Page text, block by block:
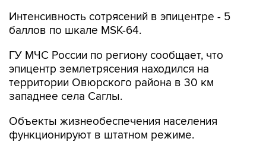
Интенсивность сотрясений в эпицентре - 5
баллов по шкале MSK-64.
ГУ МЧС России по региону сообщает, что
эпицентр землетрясения находился на
территории Овюрского района в 30 км
западнее села Саглы.
Объекты жизнеобеспечения населения
функционируют в штатном режиме.